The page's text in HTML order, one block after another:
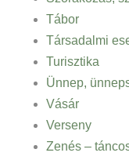
Tábor
Társadalmi
Turisztika
Ünnep,
Vásár
Verseny
Zenés –